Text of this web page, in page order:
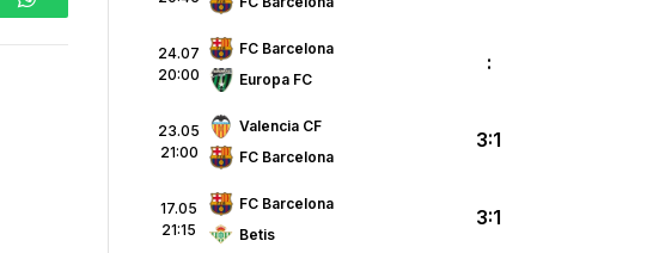
WhatsApp
24.07
20:00
FC Barcelona
Europa FC
:
23.05
21:00
Valencia CF
FC Barcelona
3:1
17.05
21:15
FC Barcelona
Betis
3:1